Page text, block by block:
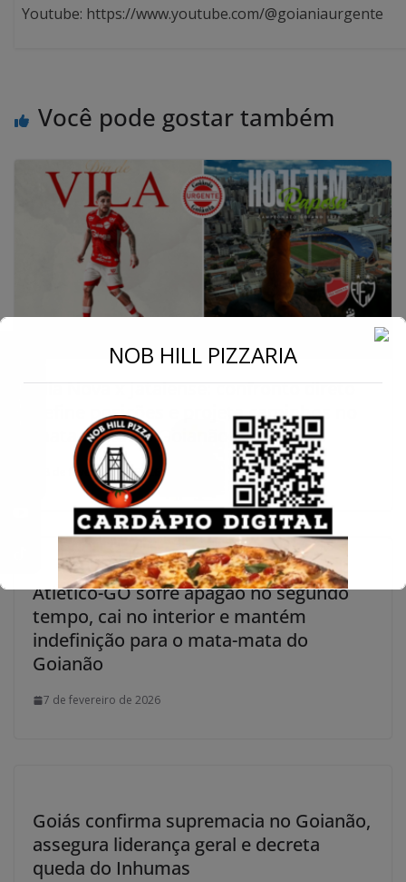
Youtube: https://www.youtube.com/@goianiaurgente
Você pode gostar também
Vila Nova x Jataiense: confronto direto
define posições e projeta caminhos no
mata-mata do Goianão
8 de fevereiro de 2026
Atlético-GO sofre apagão no segundo
tempo, cai no interior e mantém
indefinição para o mata-mata do
Goianão
7 de fevereiro de 2026
Goiás confirma supremacia no Goianão,
assegura liderança geral e decreta
queda do Inhumas
NOB HILL PIZZARIA